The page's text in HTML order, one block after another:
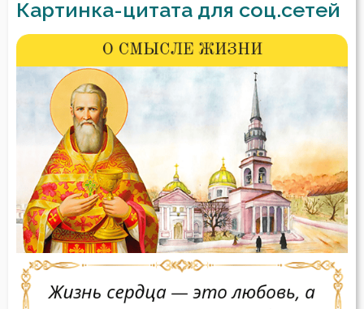
Картинка-цитата для соц.сетей